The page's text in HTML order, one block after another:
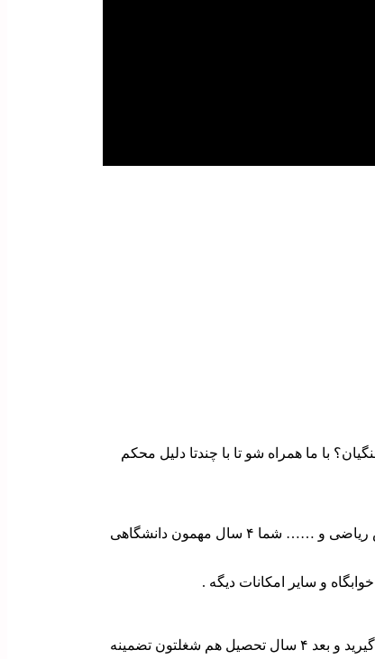
با ما همراه شو تا با چندتا دلیل محکم
قبل از هرچیز باید بگم بهتون که دانشگاه فرهنگیان تمام رشته هایی که مربوط به تدریس میشه رو داره مثل آموزش ابتدایی ،تربیت بدنی ، آموزش ریاضی و …… شما ۴ سال مهمون دانشگاهی
و سایر امکانات دیگه .
یکی از ویژگی هایی که همتون می‌دونید، داشتن حقوق ثابت و بیمه هستش، همین باعث میشه خیالتون راحت باشه که دوران دانشجویی حقوق می‌گیرید و بعد ۴ سال تحصیل هم شغلتون تضمینه